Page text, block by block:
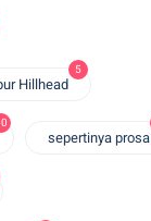
Hillhead
5
sepertinya prosa